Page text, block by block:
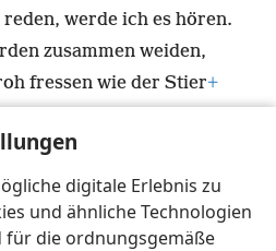
digitale Erlebnis zu
und ähnliche Technologien
für die ordnungsgemäße
werde ich es hören.
zusammen weiden,
fressen wie der Stier+
heiligen Berg werden sie
Unglück anrichten“, +